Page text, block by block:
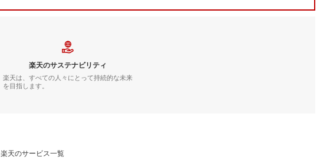
楽天のサステナビリティ
楽天は、すべての人々にとって持続的な未来
を目指します。
楽天のサービス一覧